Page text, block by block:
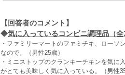
【回答者のコメント】
◆気に入っているコンビニ調理品（全
・ファミリーマートのファミチキ、ロー
なので。（男性25歳）
・ミニストップのクランキーチキンを気
がとても美味しく気に入っている。（男性35